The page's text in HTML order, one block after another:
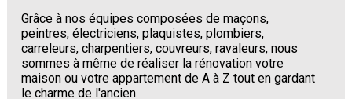
Grâce à nos équipes composées de maçons,
peintres, électriciens, plaquistes, plombiers,
carreleurs, charpentiers, couvreurs, ravaleurs, nous
sommes à même de réaliser la rénovation votre
maison ou votre appartement de A à Z tout en gardant
le charme de l'ancien.